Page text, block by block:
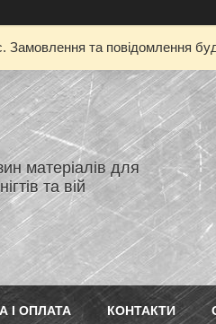
Замовлення та повідомлення
матеріалів для
та вій
І ОПЛАТА КОНТАКТИ